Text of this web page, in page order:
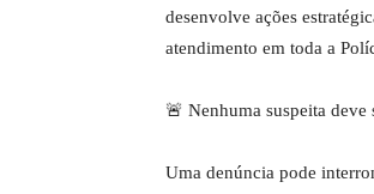
desenvolve ações
atendimento em toda a
🚨 Nenhuma suspeita deve
Uma denúncia pode